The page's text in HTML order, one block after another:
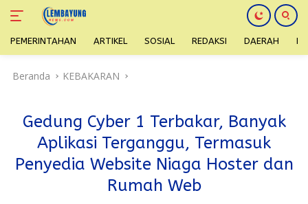
PEMERINTAHAN ARTIKEL SOSIAL REDAKSI DAERAH
Beranda KEBAKARAN
Gedung Cyber 1 Terbakar, Banyak
Aplikasi Terganggu, Termasuk
Penyedia Website Niaga Hoster dan
Rumah Web